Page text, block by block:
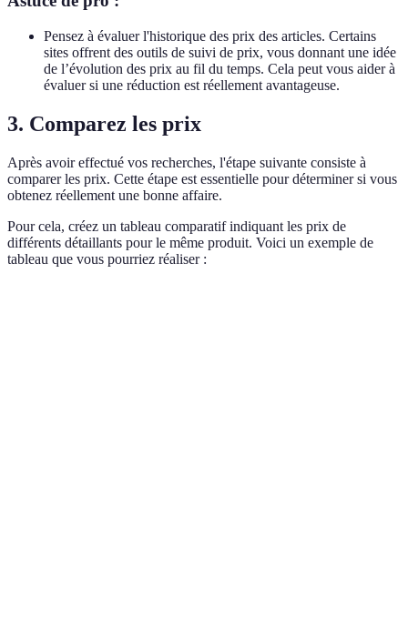
Pensez à évaluer l'historique des prix des articles. Certains
sites offrent des outils de suivi de prix, vous donnant une idée
de l’évolution des prix au fil du temps. Cela peut vous aider à
évaluer si une réduction est réellement avantageuse.
3. Comparez les prix
Après avoir effectué vos recherches, l'étape suivante consiste à
comparer les prix. Cette étape est essentielle pour déterminer si vous
obtenez réellement une bonne affaire.
Pour cela, créez un tableau comparatif indiquant les prix de
différents détaillants pour le même produit. Voici un exemple de
tableau que vous pourriez réaliser :